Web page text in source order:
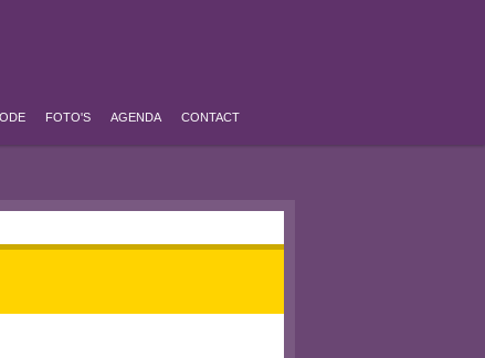
FOTO'S AGENDA CONTACT